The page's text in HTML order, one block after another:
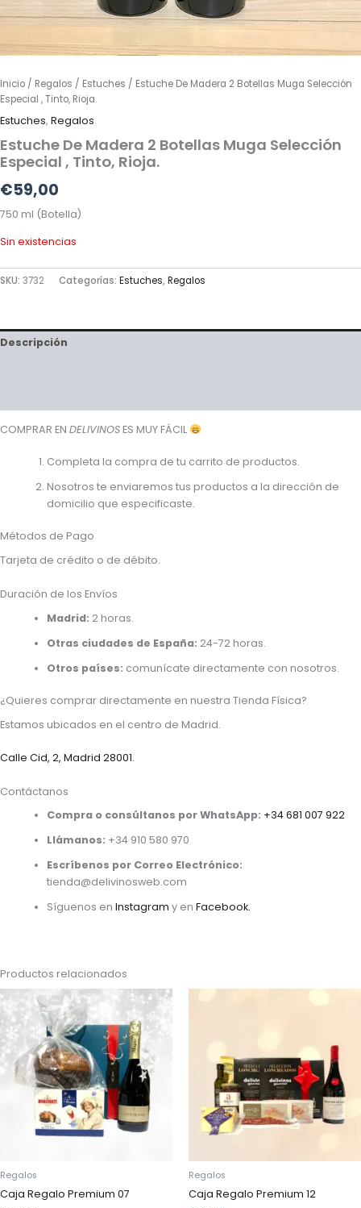
Inicio / Regalos / Estuches / Estuche De Madera 2 Botellas Muga Selección
Especial , Tinto, Rioja.
Estuches, Regalos
Estuche De Madera 2 Botellas Muga Selección
Especial , Tinto, Rioja.
€59,00
750 ml (Botella)
Sin existencias
SKU: 3732 Categorías: Estuches, Regalos
Descripción
COMPRAR EN DELIVINOSES MUY FÁCIL
Completa la compra de tu carrito de productos.
Nosotros te enviaremos tus productos a la dirección de
domicilio que especificaste.
Métodos de Pago
Tarjeta de crédito o de débito.
Duración de los Envíos
Madrid: 2 horas.
Otras ciudades de España: 24-72 horas.
Otros países: comunícate directamente con nosotros.
¿Quieres comprar directamente en nuestra Tienda Física?
Estamos ubicados en el centro de Madrid.
Calle Cid, 2, Madrid 28001.
Contáctanos
Compra o consúltanos por WhatsApp: +34 681 007 922
Llámanos: +34 910 580 970
Escríbenos por Correo Electrónico:
tienda@delivinosweb.com
Síguenos enInstagram y enFacebook.
Productos relacionados
Regalos
Caja Regalo Premium 07
Regalos
Caja Regalo Premium 12